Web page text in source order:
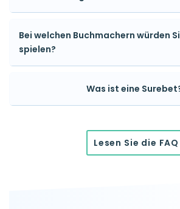
Bei welchen Buchmachern würden
spielen?
Was ist eine
Lesen Sie die FAQ